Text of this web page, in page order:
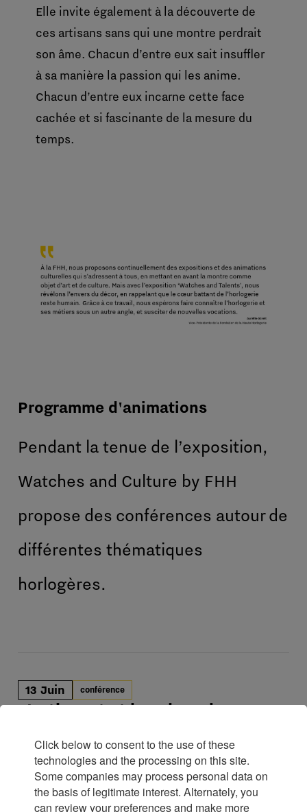
Elle invite également à la découverte de
ces artisans sans qui une montre perdrait
son âme. Chacun d’entre eux sait insuffler
à sa manière la passion qui les anime.
Chacun d’entre eux incarne cette face
cachée et si fascinante de la mesure du
temps.
Programme d'animations
Pendant la tenue de l’exposition,
Watches and Culture by FHH
propose des conférences autour de
différentes thématiques
horlogères.
13 Juin conférence
L'artisanat et la Valeur de
Des dizaines de métiers participent à la
construction de ce qu'est l'industrie aujourd'hui
: technique, artistique et industrielle. Découvrez
Click below to consent to the use of these
technologies and the processing on this site.
Some companies may process personal data on
the basis of legitimate interest. Alternately, you
can review your preferences and make more